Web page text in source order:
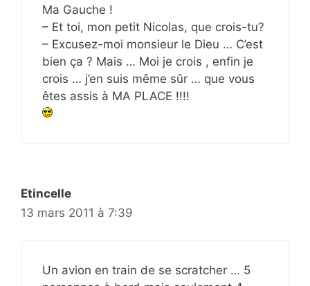
Ma Gauche !
– Et toi, mon petit Nicolas, que crois-tu?
– Excusez-moi monsieur le Dieu … C’est
bien ça ? Mais … Moi je crois , enfin je
crois … j’en suis même sûr … que vous
êtes assis à MA PLACE !!!!
Etincelle
13 mars 2011 à 7:39
Un avion en train de se scratcher … 5